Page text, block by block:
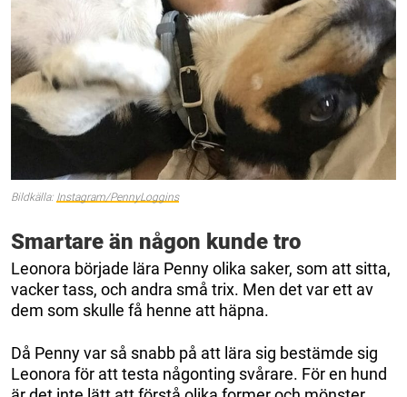
Bildkälla: Instagram/PennyLoggins
Smartare än någon kunde tro
Leonora började lära Penny olika saker, som att sitta,
vacker tass, och andra små trix. Men det var ett av
dem som skulle få henne att häpna.
Då Penny var så snabb på att lära sig bestämde sig
Leonora för att testa någonting svårare. För en hund